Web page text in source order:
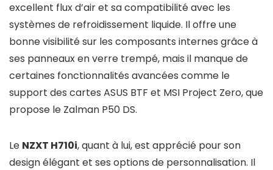
excellent flux d’air et sa compatibilité avec les
systèmes de refroidissement liquide. Il offre une
bonne visibilité sur les composants internes grâce à
ses panneaux en verre trempé, mais il manque de
certaines fonctionnalités avancées comme le
support des cartes ASUS BTF et MSI Project Zero, que
propose le Zalman P50 DS.
Le NZXT H710i, quant à lui, est apprécié pour son
design élégant et ses options de personnalisation. Il